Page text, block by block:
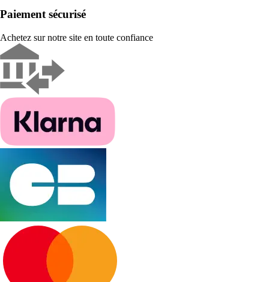
Paiement sécurisé
Achetez sur notre site en toute confiance